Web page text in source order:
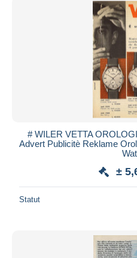
# WILER VETTA
Advert Publicitè Reklame
±
Statut